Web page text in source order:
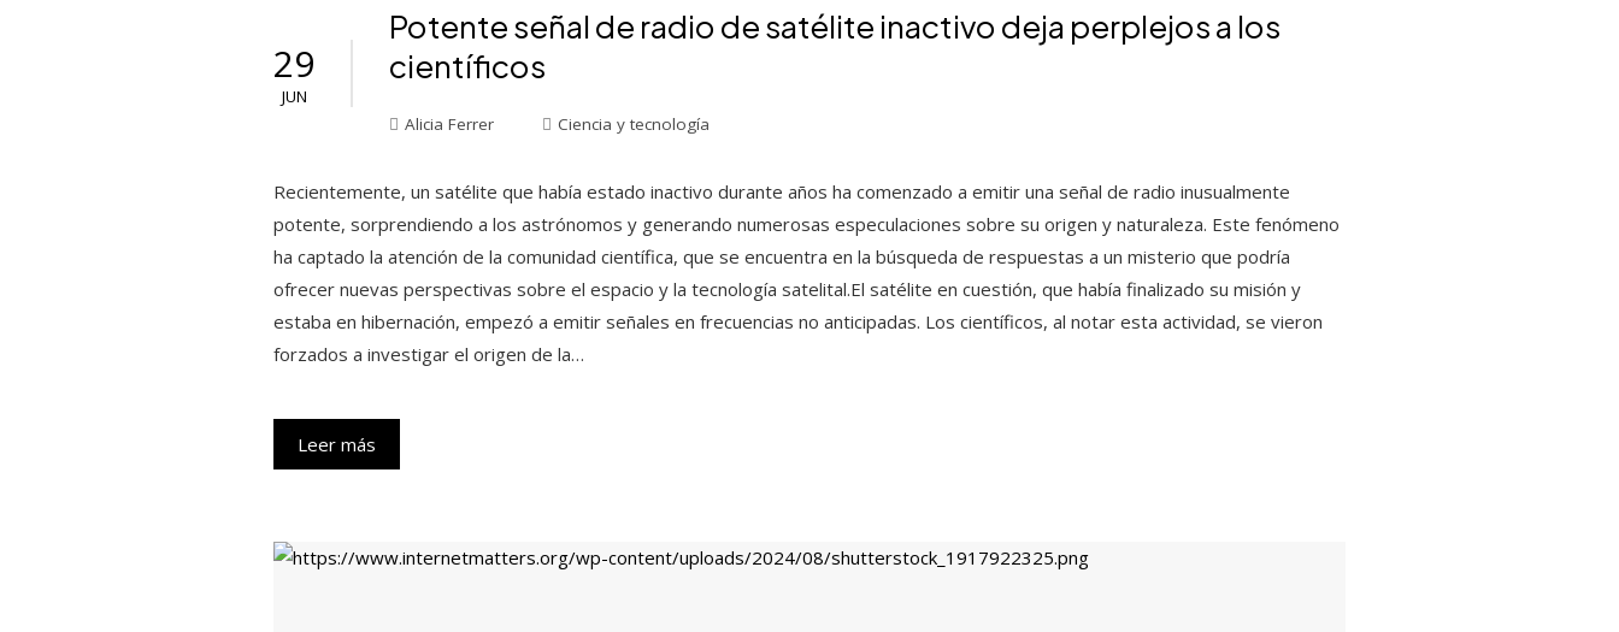
29
JUN
Potente señal de radio de satélite inactivo deja perplejos a los
científicos
Alicia Ferrer Ciencia y tecnología
Recientemente, un satélite que había estado inactivo durante años ha comenzado a emitir una señal de radio inusualmente
potente, sorprendiendo a los astrónomos y generando numerosas especulaciones sobre su origen y naturaleza. Este fenómeno
ha captado la atención de la comunidad científica, que se encuentra en la búsqueda de respuestas a un misterio que podría
ofrecer nuevas perspectivas sobre el espacio y la tecnología satelital.El satélite en cuestión, que había finalizado su misión y
estaba en hibernación, empezó a emitir señales en frecuencias no anticipadas. Los científicos, al notar esta actividad, se vieron
forzados a investigar el origen de la…
Leer más